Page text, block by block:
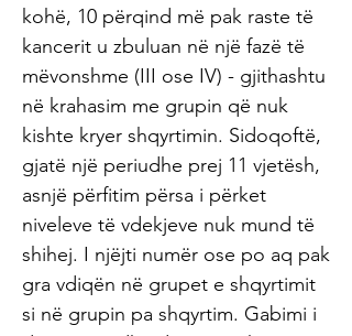
kohë, 10 përqind më pak raste të
kancerit u zbuluan në një fazë të
mëvonshme (III ose IV) - gjithashtu
në krahasim me grupin që nuk
kishte kryer shqyrtimin. Sidoqoftë,
gjatë një periudhe prej 11 vjetësh,
asnjë përfitim përsa i përket
niveleve të vdekjeve nuk mund të
shihej. I njëjti numër ose po aq pak
gra vdiqën në grupet e shqyrtimit
si në grupin pa shqyrtim. Gabimi i